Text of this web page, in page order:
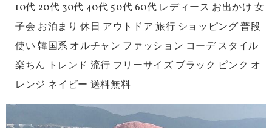
10代 20代 30代 40代 50代 60代 レディース お出かけ 女
子会 お泊まり 休日 アウトドア 旅行 ショッピング 普段
使い 韓国系 オルチャン ファッション コーデ スタイル
楽ちん トレンド 流行 フリーサイズ ブラック ピンク オ
レンジ ネイビー 送料無料